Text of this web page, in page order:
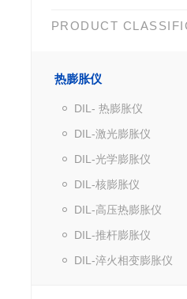
PRODUCT
热膨胀仪
DIL- 热膨胀仪
DIL-激光膨胀仪
DIL-光学膨胀仪
DIL-核膨胀仪
DIL-高压热膨胀仪
DIL-推杆膨胀仪
DIL-淬火相变膨胀仪